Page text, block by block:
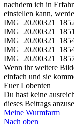
nachdem ich in
einstellen kann,
Wenn ihr weitere
einfach und sie
Euer Lobenten
Du hast keine
dieses Beitrags
Meine Wurmfarm
Nach oben